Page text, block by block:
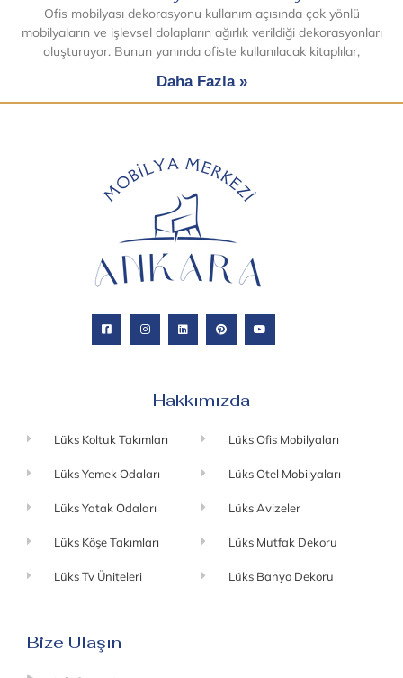
Ofis mobilyası dekorasyonu kullanım açısında çok yönlü
mobilyaların ve işlevsel dolapların ağırlık verildiği dekorasyonları
oluşturuyor. Bunun yanında ofiste kullanılacak kitaplılar,
Daha Fazla »
Hakkımızda
Lüks Koltuk Takımları
Lüks Yemek Odaları
Lüks Yatak Odaları
Lüks Köşe Takımları
Lüks Tv Üniteleri
Lüks Ofis Mobilyaları
Lüks Otel Mobilyaları
Lüks Avizeler
Lüks Mutfak Dekoru
Lüks Banyo Dekoru
Bize Ulaşın